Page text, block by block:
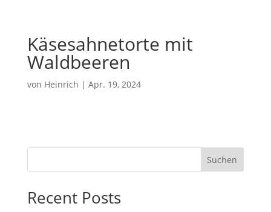
Käsesahnetorte mit
Waldbeeren
von Heinrich | Apr. 19, 2024
Suchen
Recent Posts